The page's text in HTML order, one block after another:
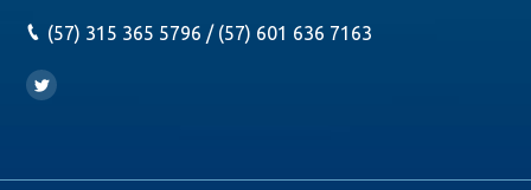
(57) 315 365 5796 / (57) 601 636 7163
Encuéntranos en:
Twitter